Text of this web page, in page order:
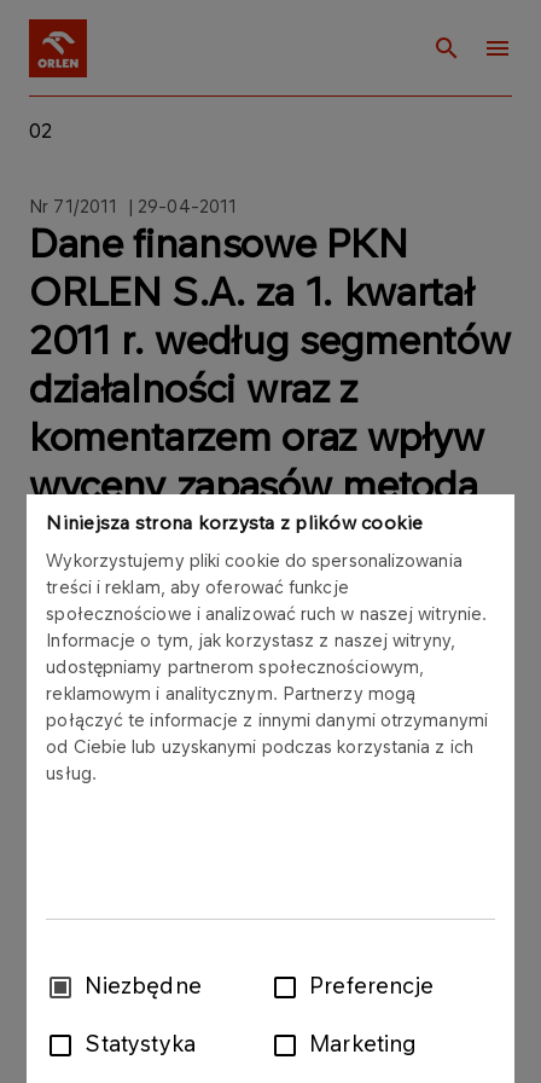
Niniejsza strona korzysta z plików cookie
Wykorzystujemy pliki cookie do spersonalizowania
treści i reklam, aby oferować funkcje
społecznościowe i analizować ruch w naszej witrynie.
Informacje o tym, jak korzystasz z naszej witryny,
udostępniamy partnerom społecznościowym,
reklamowym i analitycznym. Partnerzy mogą
połączyć te informacje z innymi danymi otrzymanymi
od Ciebie lub uzyskanymi podczas korzystania z ich
usług.
WybórNiezbędne Preferencje
Statystyka Marketing
02
Nr 71/2011 | 29-04-2011
Dane finansowe PKN
ORLEN S.A. za 1. kwartał
2011 r. według segmentów
działalności wraz z
komentarzem oraz wpływ
wyceny zapasów metodą
LIFO na te wyniki
finansowe
Zarząd Polskiego Koncernu Naftowego ORLEN
S.A. („PKN ORLEN S.A.”) przekazuje w załączeniu
dane finansowe za okres 1. kwartału 2011 roku
wyniki finansowe PKN ORLEN S.A. i
Kapitałowej ORLEN za okres 1. kwartału 2011 roku.
Raport sporządzono na podstawie art. 56 ust. 1